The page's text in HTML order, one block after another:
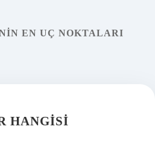
EN UÇ NOKTALARI
HANGISI